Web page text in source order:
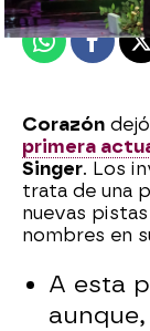
Whatsapp X
Corazón
primera
Singer. Los
trata de una
nuevas
nombres en
A esta